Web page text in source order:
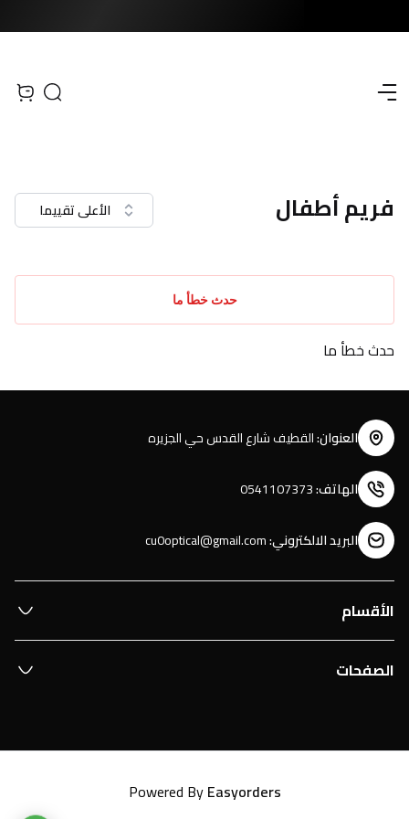
Open menu
Search
bag
فريم أطفال الأعلى تقييما
حدث خطأ ما
حدث خطأ ما
العنوان:القطيف شارع القدس حي الجزيره
الهاتف:
0541107373
البريد الالكتروني:
cu0optical@gmail.com
الأقسام
الصفحات
Powered ByEasyorders